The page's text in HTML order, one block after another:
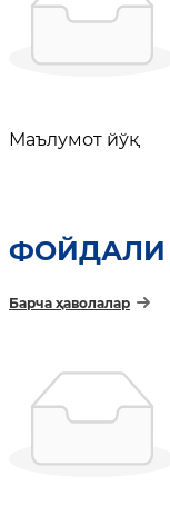
Маълумот йўқ
ФОЙДАЛИ
Барча ҳаволалар